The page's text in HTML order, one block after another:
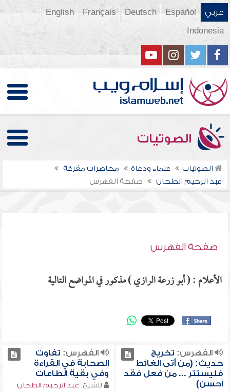
عربي Español
Deutsch
Français
English
Indonesia
الصوتيات
الصوتيات علماء ودعاة
محاضرات مفرغة
عبد الرحيم الطحان
صفحة الفهرس
صفحة الفهرس
الأعلام : ( أبو زرعة الرازي ) مذكور في المواضع التالية
الفهرس: تخريج
حديث: (من أتى الغائط
فليستتر ... من فعل فقد
أحسن)
الفهرس: تفاوت
الصحابة في القراءة
وفي بقية الطاعات
للشيخ: عبد الرحيم الطحان